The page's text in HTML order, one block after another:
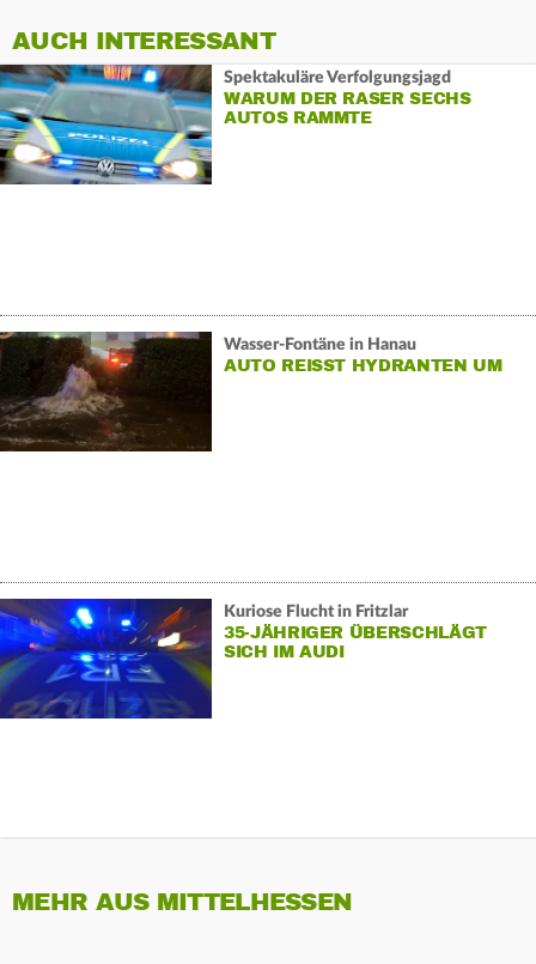
AUCH INTERESSANT
Spektakuläre Verfolgungsjagd
WARUM DER RASER SECHS
AUTOS RAMMTE
Wasser-Fontäne in Hanau
AUTO REISST HYDRANTEN UM
Kuriose Flucht in Fritzlar
35-JÄHRIGER ÜBERSCHLÄGT
SICH IM AUDI
MEHR AUS MITTELHESSEN